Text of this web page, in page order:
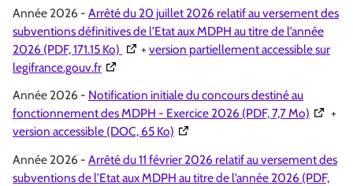
Année 2026 - Arrêté du 20 juillet 2026 relatif au versement des
subventions définitives de l’Etat aux MDPH au titre de l’année
2026 (PDF, 171.15 Ko) (Ouverture dans une nouvelle fenêtre)
+version partiellement accessible sur
legifrance.gouv.fr(Ouverture dans une nouvelle fenêtre)
Année 2026 - Notification initiale du concours destiné au
fonctionnement des MDPH - Exercice 2026 (PDF, 7,7 Mo)
+
version accessible (DOC, 65 Ko) (Ouverture dans une nouvelle
Année 2026 - Arrêté du 11 février 2026 relatif au versement des
subventions de l’Etat aux MDPH au titre de l’année 2026 (PDF,